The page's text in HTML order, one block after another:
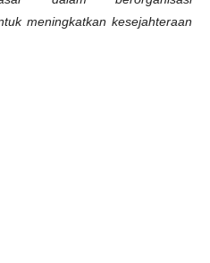
meningkatkan kesejahteraan